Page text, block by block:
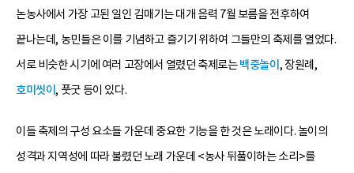
논농사에서 가장 고된 일인 김매기는 대개 음력 7월 보름을 전후하여
끝나는데, 농민들은 이를 기념하고 즐기기 위하여 그들만의 축제를 열었다.
서로 비슷한 시기에 여러 고장에서 열렸던 축제로는백중놀이 , 장원례,
호미씻이, 풋굿 등이 있다.
이들 축제의 구성 요소들 가운데 중요한 기능을 한 것은 노래이다. 놀이의
성격과 지역성에 따라 불렸던 노래 가운데 <농사 뒤풀이하는 소리>를